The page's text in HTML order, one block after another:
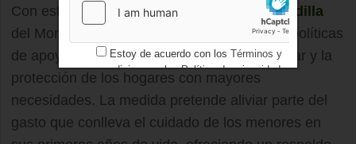
Con estas ayudas, elAyuntamiento de Boadilla
del Monte mantiene su compromiso con las políticas
de apoyo a la natalidad, la conciliación familiar y la
protección de los hogares con mayores
necesidades. La medida pretende aliviar parte del
gasto que conlleva el cuidado de los menores en
Estoy de acuerdo con los Términos y
condicionesy losPolítica de privacidad